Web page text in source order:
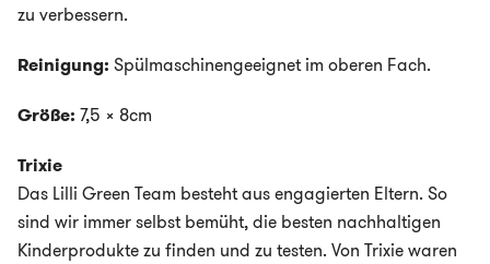
zu verbessern.
Reinigung: Spülmaschinengeeignet im oberen Fach.
Größe: 7,5 x 8cm
Trixie
Das Lilli Green Team besteht aus engagierten Eltern. So
sind wir immer selbst bemüht, die besten nachhaltigen
Kinderprodukte zu finden und zu testen. Von Trixie waren